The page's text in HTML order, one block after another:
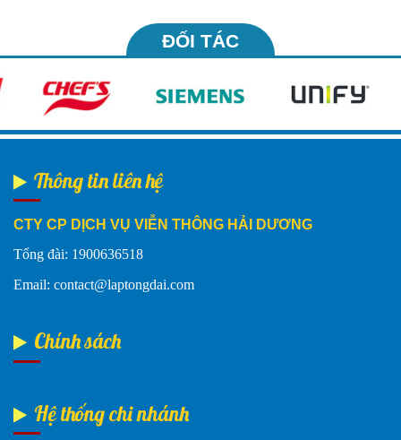
ĐỐI TÁC
Thông tin liên hệ
CTY CP DỊCH VỤ VIỄN THÔNG HẢI DƯƠNG
Tổng đài: 1900636518
Email: contact@laptongdai.com
Chính sách
Hệ thống chi nhánh